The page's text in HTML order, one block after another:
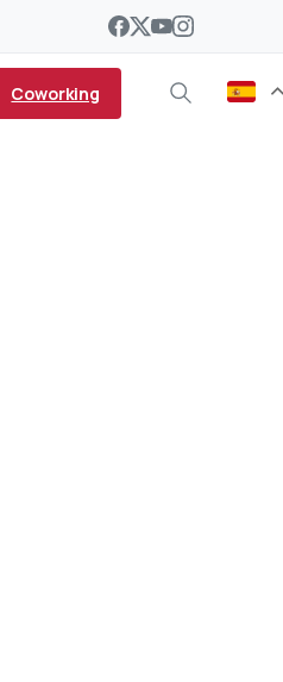
Coworking